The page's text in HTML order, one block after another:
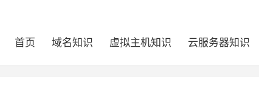
首页 域名知识 虚拟主机知识 云服务器知识